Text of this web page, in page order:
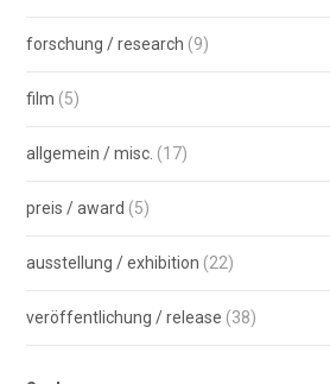
forschung / research (9)
film (5)
allgemein / misc. (17)
preis / award (5)
ausstellung / exhibition (22)
veröffentlichung / release (38)